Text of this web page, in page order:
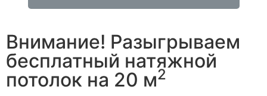
Внимание! Разыгрываем
бесплатный натяжной
потолок на 20 м2